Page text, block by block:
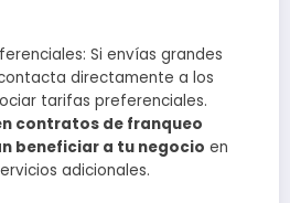
Si envías grandes
directamente a los
tarifas preferenciales.
contratos de franqueo
beneficiar a tu negocio en
adicionales.